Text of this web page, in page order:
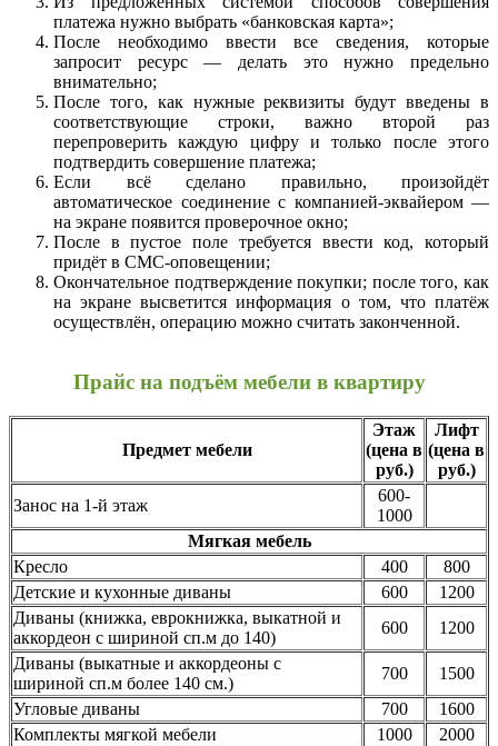
платежа нужно выбрать «банковская карта»;
После необходимо ввести все сведения, которые
запросит ресурс — делать это нужно предельно
внимательно;
После того, как нужные реквизиты будут введены в
соответствующие строки, важно второй раз
перепроверить каждую цифру и только после этого
подтвердить совершение платежа;
Если всё сделано правильно, произойдёт
автоматическое соединение с компанией-эквайером —
на экране появится проверочное окно;
После в пустое поле требуется ввести код, который
придёт в СМС-оповещении;
Окончательное подтверждение покупки; после того, как
на экране высветится информация о том, что платёж
осуществлён, операцию можно считать законченной.
Прайс на подъём мебели в квартиру
Предмет мебели
Этаж
(цена в
руб.)
Лифт
(цена в
руб.)
Занос на 1-й этаж
600-
1000
Мягкая мебель
Кресло
400
800
Детские и кухонные диваны
600
1200
Диваны (книжка, еврокнижка, выкатной и
аккордеон с шириной сп.м до 140)
600
1200
Диваны (выкатные и аккордеоны с
шириной сп.м более 140 см.)
700
1500
Угловые диваны
700
1600
Комплекты мягкой мебели
1000
2000